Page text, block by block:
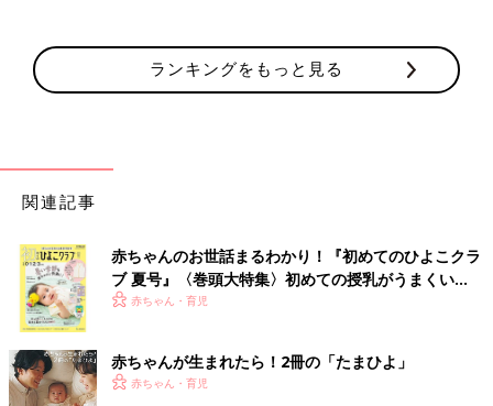
ランキングをもっと見る
関連記事
赤ちゃんのお世話まるわかり！『初めてのひよこクラ
ブ 夏号』〈巻頭大特集〉初めての授乳がうまくい
く！ おっぱい・ミルクの基本と夏のトラブル 解決テ
赤ちゃん・育児
赤ちゃんが生まれたら！2冊の「たまひよ」
赤ちゃん・育児